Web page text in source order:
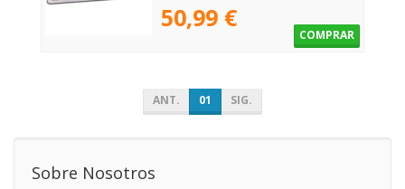
50,99 €
COMPRAR
ANT. 01 SIG.
Sobre Nosotros